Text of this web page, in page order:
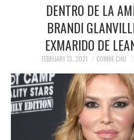
POLITICS
SOCIETY
SPORTS
TECHNOLOGY
DENTRO DE LA
BRANDI
EXMARIDO DE
FEBRUARY 13, 2021 CONNIE CHU